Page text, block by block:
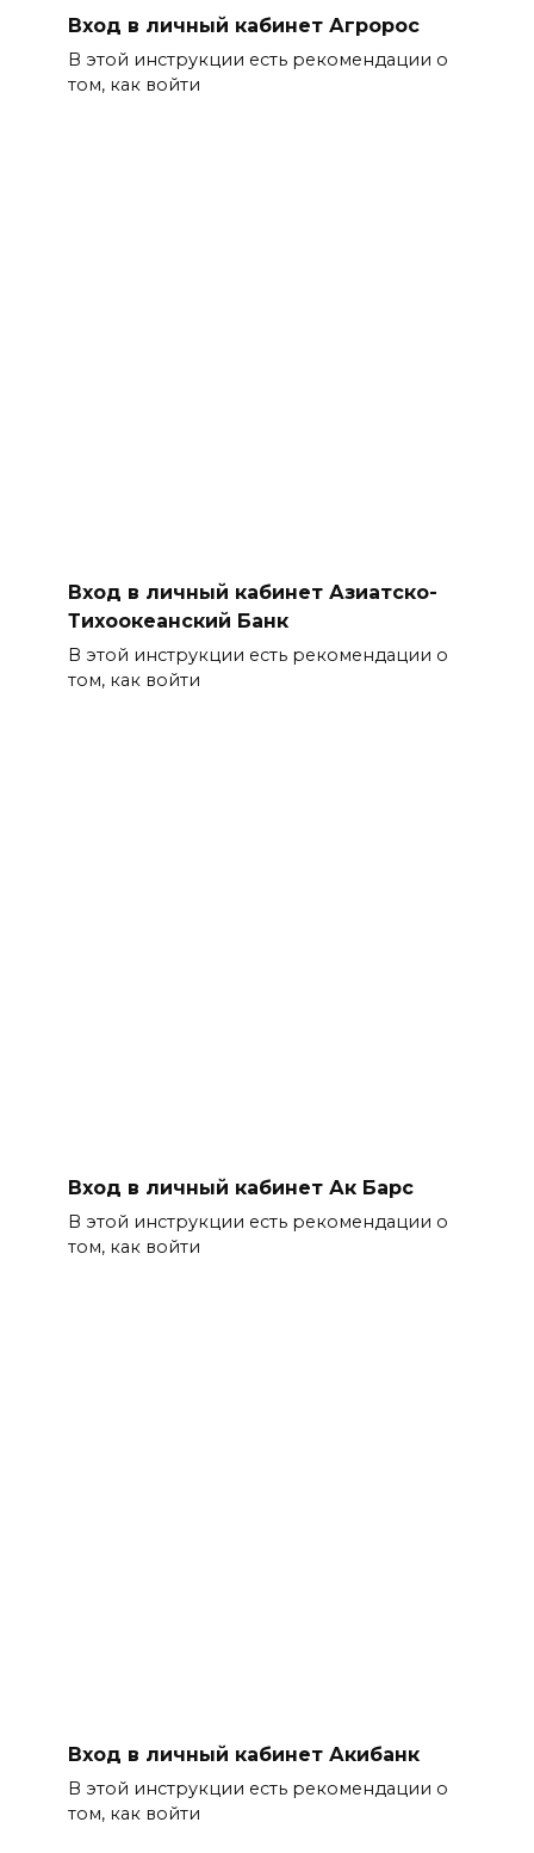
Вход в личный кабинет Агророс
В этой инструкции есть рекомендации о
том, как войти
Вход в личный кабинет Азиатско-
Тихоокеанский Банк
В этой инструкции есть рекомендации о
том, как войти
Вход в личный кабинет Ак Барс
В этой инструкции есть рекомендации о
том, как войти
Вход в личный кабинет Акибанк
В этой инструкции есть рекомендации о
том, как войти